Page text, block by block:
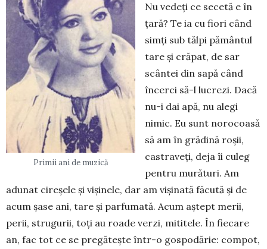
Primii ani de muzică
Nu vedeţi ce secetă e în
ţară? Te ia cu fiori când
simţi sub tălpi pământul
tare şi crăpat, de sar
scântei din sapă când
încerci să-l lucrezi. Dacă
nu-i dai apă, nu alegi
nimic. Eu sunt norocoasă
să am în grădină roşii,
castraveţi, deja îi culeg
pentru murături. Am
adunat cireşele şi vişi­nele, dar am vişinată făcută şi de
acum şase ani, tare şi parfumată. Acum aştept merii,
perii, strugurii, toţi au roade verzi, mititele. În fiecare
an, fac tot ce se pregăteşte într-o gospodărie: com­pot,